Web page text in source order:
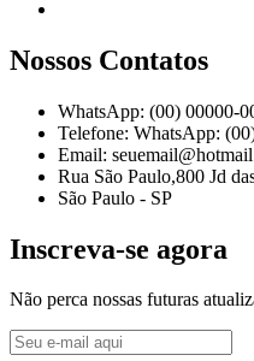
Nossos Contatos
WhatsApp: (00) 00000-
Telefone: WhatsApp:
Email:
Rua São Paulo,800 Jd
São Paulo - SP
Inscreva-se agora
Não perca nossas futuras